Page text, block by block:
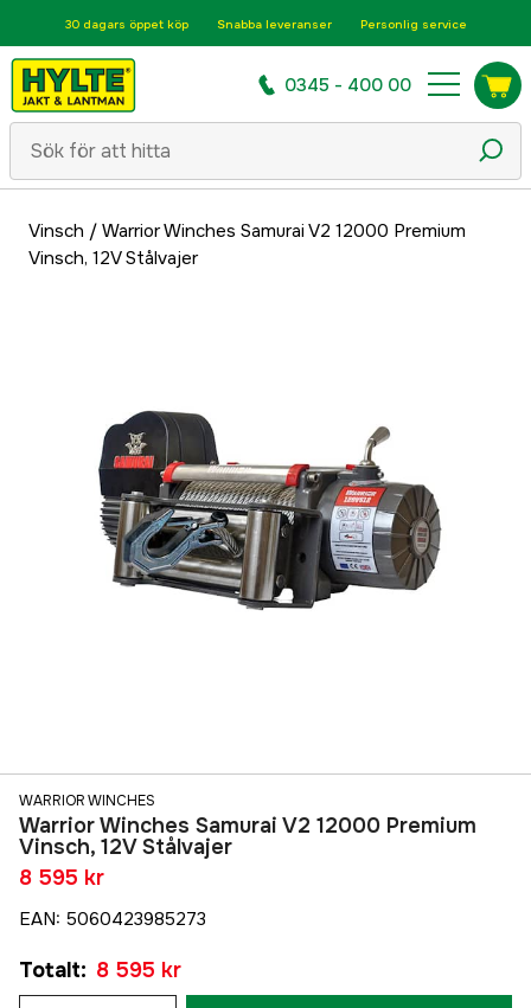
30 dagars öppet köp Snabba leveranser Personlig service
0345 - 400 00
Vinsch / Warrior Winches Samurai V2 12000 Premium
Vinsch, 12V Stålvajer
WARRIOR WINCHES
Warrior Winches Samurai V2 12000 Premium
Vinsch, 12V Stålvajer
8 595 kr
EAN: 5060423985273
Totalt: 8 595 kr